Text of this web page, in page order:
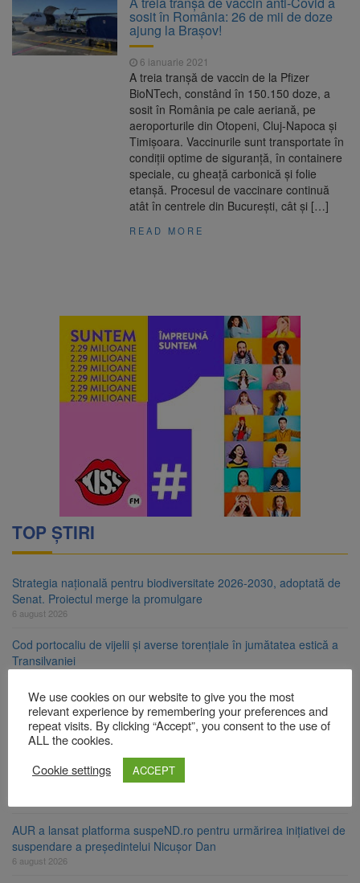
Ormeniș
6 august 2026
AUR a lansat platforma
suspeND.ro pentru urmărirea inițiativei de
suspendare a președintelui Nicușor Dan
Înalta Curte analizează
dosarul lui Călin Georgescu și Horațiu Potra.
Judecătorii decid dacă începe procesul
Strategia națională pentru
biodiversitate 2026-2030, adoptată de Senat.
Proiectul merge la promulgare
sosit în România: 26 de mii de doze
ajung la Brașov!
6 ianuarie 2021
A treia tranșă de vaccin de la Pfizer
BioNTech, constând în 150.150 doze, a
sosit în România pe cale aeriană, pe
aeroporturile din Otopeni, Cluj-Napoca și
Timișoara. Vaccinurile sunt transportate în
condiții optime de siguranță, în containere
speciale, cu gheață carbonică și folie
etanșă. Procesul de vaccinare continuă
atât în centrele din București, cât și […]
READ MORE
TOP ȘTIRI
Strategia națională pentru biodiversitate 2026-2030, adoptată de
Senat. Proiectul merge la promulgare
6 august 2026
Cod portocaliu de vijelii și averse torențiale în jumătatea estică a
Transilvaniei
Bărbat din Victoria, reținut după ce și-ar fi agresat soția de două
ori în câteva zile
6 august 2026
Urmele atelajului i-au condus pe polițiști la cioate. Bărbat prins în
AUR a lansat platforma suspeND.ro pentru urmărirea inițiativei de
suspendare a președintelui Nicușor Dan
6 august 2026
We use cookies on our website to give you the most
relevant experience by remembering your preferences and
repeat visits. By clicking “Accept”, you consent to the use of
ALL the cookies.
Cookie settings
ACCEPT